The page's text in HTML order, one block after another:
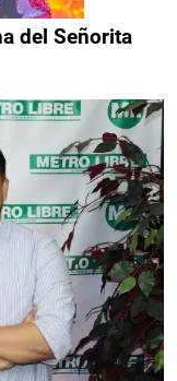
del Señorita